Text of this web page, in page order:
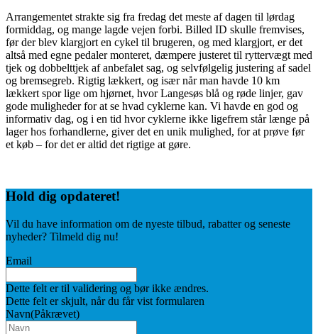
Arrangementet strakte sig fra fredag det meste af dagen til lørdag
formiddag, og mange lagde vejen forbi. Billed ID skulle fremvises,
før der blev klargjort en cykel til brugeren, og med klargjort, er det
altså med egne pedaler monteret, dæmpere justeret til ryttervægt med
tjek og dobbelttjek af anbefalet sag, og selvfølgelig justering af sadel
og bremsegreb. Rigtig lækkert, og især når man havde 10 km
lækkert spor lige om hjørnet, hvor Langesøs blå og røde linjer, gav
gode muligheder for at se hvad cyklerne kan. Vi havde en god og
informativ dag, og i en tid hvor cyklerne ikke ligefrem står længe på
lager hos forhandlerne, giver det en unik mulighed, for at prøve før
et køb – for det er altid det rigtige at gøre.
Hold dig opdateret!
Vil du have information om de nyeste tilbud, rabatter og seneste
nyheder? Tilmeld dig nu!
Email
Dette felt er til validering og bør ikke ændres.
Dette felt er skjult, når du får vist formularen
Navn(Påkrævet)